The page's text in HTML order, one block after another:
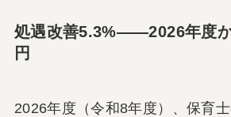
処遇改善5.3%――2026年度
円
2026年度（令和8年度）、保育